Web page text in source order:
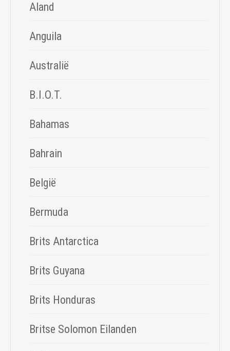
Aland
Anguila
Australië
B.I.O.T.
Bahamas
Bahrain
België
Bermuda
Brits Antarctica
Brits Guyana
Brits Honduras
Britse Solomon Eilanden